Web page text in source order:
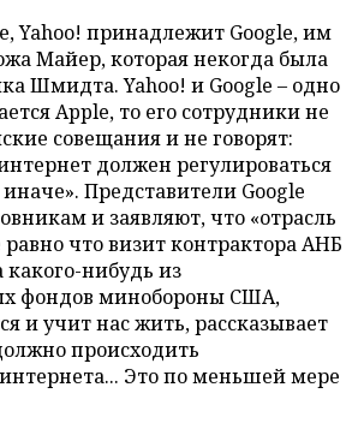
Yahoo! принадлежит Google, им
Майер, которая некогда была
Шмидта. Yahoo! и Google – одно
Apple, то его сотрудники не
совещания и не говорят:
должен регулироваться
Представители Google
и заявляют, что «отрасль
равно что визит контрактора АНБ
нибудь из
фондов минобороны США,
и учит нас жить, рассказывает
происходить
Это по меньшей мере